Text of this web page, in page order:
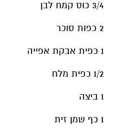
3/4 כוס קמח לבן
2 כפות סוכר
1 כפית אבקת אפייה
1/2 כפית מלח
1 ביצה
1 כף שמן זית